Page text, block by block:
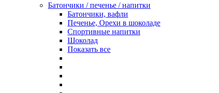
Батончики / печенье / напитки
Батончики, вафли
Печенье, Орехи в шоколаде
Спортивные напитки
Шоколад
Показать все